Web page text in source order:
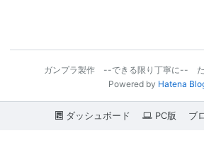
ガンプラ製作 --できる限り丁寧に-- た
Powered by Hatena
ダッシュボード PC版 ブ